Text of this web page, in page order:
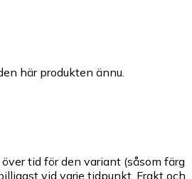
här produkten ännu.
tid för den variant (såsom färg
vid varje tidpunkt. Frakt och